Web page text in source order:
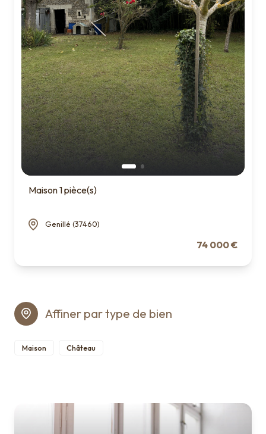
Maison 1 pièce(s)
Genillé (37460)
74 000 €
Affiner par type de bien
Maison Château